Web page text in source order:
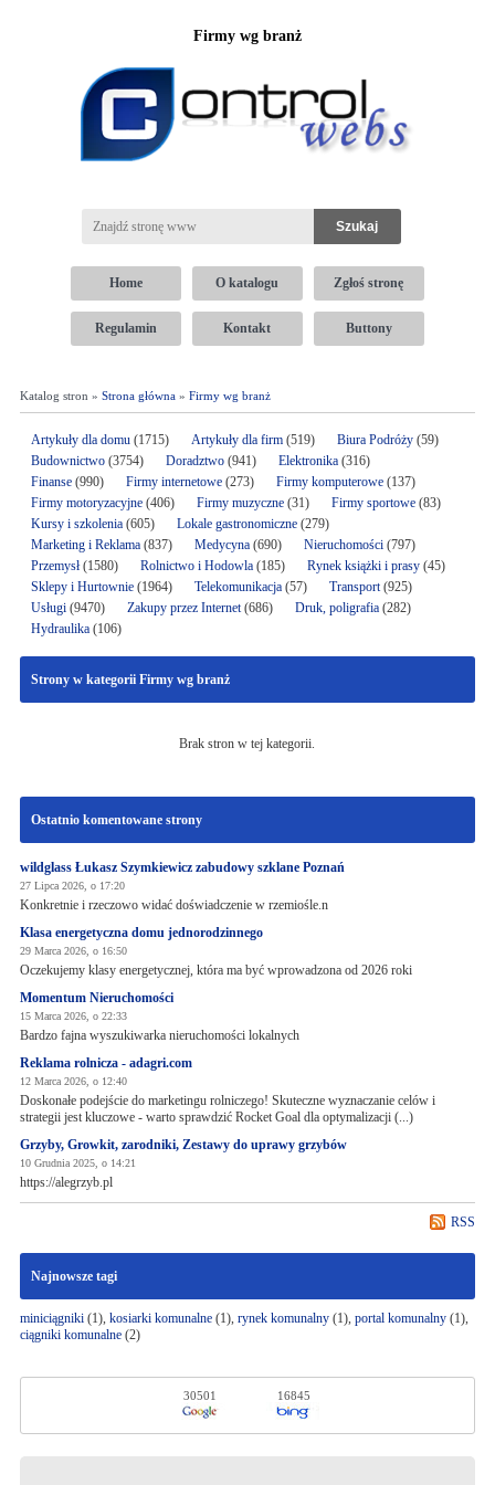
Firmy wg branż
Home O katalogu Zgłoś stronę
Regulamin Kontakt Buttony
Katalog stron » Strona główna» Firmy wg branż
Artykuły dla domu(1715) Artykuły dla firm(519) Biura Podróży(59)
Budownictwo(3754) Doradztwo(941) Elektronika (316)
Finanse(990) Firmy internetowe (273) Firmy komputerowe(137)
Firmy motoryzacyjne(406) Firmy muzyczne(31) Firmy sportowe(83)
Kursy i szkolenia(605) Lokale gastronomiczne(279)
Marketing i Reklama(837) Medycyna(690) Nieruchomości(797)
Przemysł(1580) Rolnictwo i Hodowla(185) Rynek książki i prasy(45)
Sklepy i Hurtownie(1964) Telekomunikacja(57) Transport(925)
Usługi(9470) Zakupy przez Internet(686) Druk, poligrafia(282)
Hydraulika(106)
Strony w kategorii Firmy wg branż
Brak stron w tej kategorii.
Ostatnio komentowane strony
wildglass Łukasz Szymkiewicz zabudowy szklane Poznań
27 Lipca 2026, o 17:20
Konkretnie i rzeczowo widać doświadczenie w rzemiośle.n
Klasa energetyczna domu jednorodzinnego
29 Marca 2026, o 16:50
Oczekujemy klasy energetycznej, która ma być wprowadzona od 2026 roki
Momentum Nieruchomości
15 Marca 2026, o 22:33
Bardzo fajna wyszukiwarka nieruchomości lokalnych
Reklama rolnicza - adagri.com
12 Marca 2026, o 12:40
Doskonałe podejście do marketingu rolniczego! Skuteczne wyznaczanie celów i
strategii jest kluczowe - warto sprawdzić Rocket Goal dla optymalizacji (...)
Grzyby, Growkit, zarodniki, Zestawy do uprawy grzybów
10 Grudnia 2025, o 14:21
https://alegrzyb.pl
RSS
Najnowsze tagi
miniciągniki(1), kosiarki komunalne(1), rynek komunalny(1), portal komunalny(1),
ciągniki komunalne(2)
30501 16845